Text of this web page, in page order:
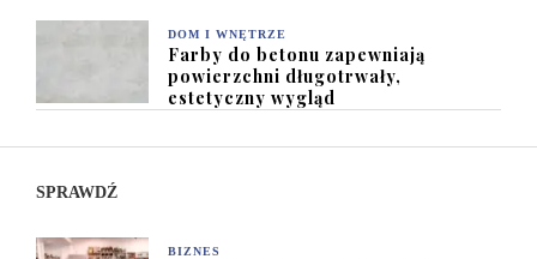
DOM I WNĘTRZE
Farby do betonu zapewniają
powierzchni długotrwały,
estetyczny wygląd
SPRAWDŹ
BIZNES